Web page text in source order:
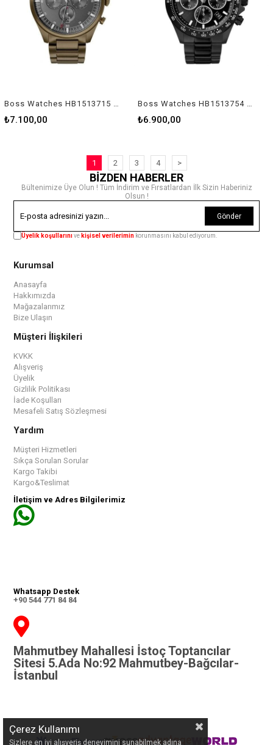
Boss Watches HB1513715 Erkek Kol Saati
₺7.100,00
Boss Watches HB1513754 Erkek Kol Saati
₺6.900,00
1 2 3 4 >
BİZDEN HABERLER
Bültenimize Üye Olun ! Tüm İndirim ve Fırsatlardan İlk Sizin Haberiniz
Olsun !
Gönder
Üyelik koşullarınıve kişisel verilerimin korunmasını kabul ediyorum.
Kurumsal
Anasayfa
Hakkımızda
Mağazalarımız
Bize Ulaşın
Müşteri İlişkileri
KVKK
Alışveriş
Üyelik
Gizlilik Politikası
İade Koşulları
Mesafeli Satış Sözleşmesi
Yardım
Müşteri Hizmetleri
Sıkça Sorulan Sorular
Kargo Takibi
Kargo&Teslimat
İletişim ve Adres Bilgilerimiz
Whatsapp Destek
+90 544 771 84 84
Mahmutbey Mahallesi İstoç Toptancılar
Sitesi 5.Ada No:92 Mahmutbey-Bağcılar-
İstanbul
Çerez Kullanımı
Sizlere en iyi alışveriş deneyimini sunabilmek adına